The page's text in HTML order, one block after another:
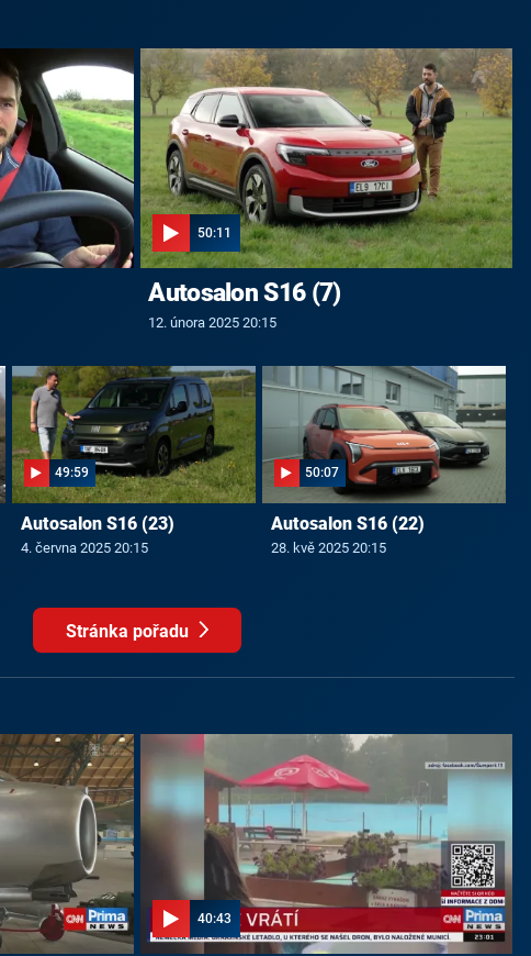
50:11
Autosalon S16 (7)
12. února 2025 20:15
49:59
Autosalon S16 (23)
4. června 2025 20:15
50:07
Autosalon S16 (22)
28. kvě 2025 20:15
Stránka pořadu
40:43